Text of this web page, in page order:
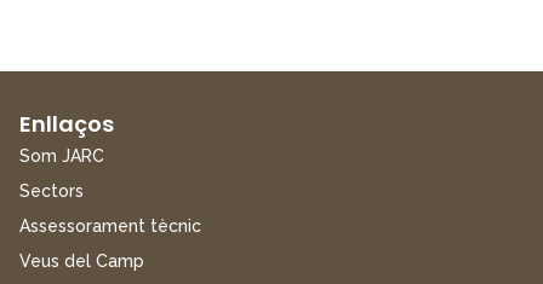
Enllaços
Som JARC
Sectors
Assessorament tècnic
Veus del Camp